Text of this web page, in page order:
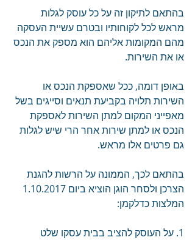
בהתאם לתיקון זה על כל עוסק לגלות
מראש לכל לקוחותיו ובטרם עשיית העסקה
מהם המקומות אליהם הוא מספק את הנכס
או את השירות.
באופן דומה, ככל שאספקת הנכס או
השירות תלויה בקביעת תנאים וסייגים בשל
מאפייני המקום למתן השירות לאספקת
הנכס או למתן שירות אחר הרי שיש לגלות
גם פרטים אלו מראש.
בהתאם לכך, הממונה על הרשות להגנת
המלצות כדלקמן:
1. על העוסק להציב בבית עסקו שלט